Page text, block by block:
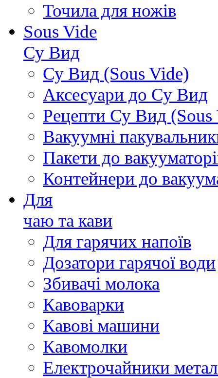
Точила для ножів
Sous Vide
Су Вид
Су Вид (Sous Vide)
Аксесуари до Су Вид
Рецепти Су Вид (Sous
Вакуумні
Пакети до
Контейнери до
Для
чаю та кави
Для гарячих напоїв
Дозатори гарячої води
Збивачі молока
Кавоварки
Кавові машини
Кавомолки
Електрочайники